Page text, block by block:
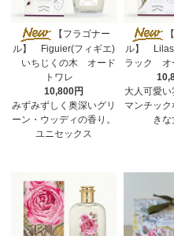
【フラゴナー
ル】 Figuier(フィギエ)
いちじくの木 オード
トワレ
10,800円
みずみずしく奥深いグリ
ーン・ウッディの香り。
ユニセックス
ル】
ラック オ
大人可愛い
マンチッ
き